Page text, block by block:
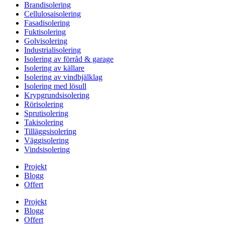
Brandisolering
Cellulosaisolering
Fasadisolering
Fuktisolering
Golvisolering
Industrialisolering
Isolering av förråd & garage
Isolering av källare
Isolering av vindbjälklag
Isolering med lösull
Krypgrundsisolering
Rörisolering
Sprutisolering
Takisolering
Tilläggsisolering
Väggisolering
Vindsisolering
Projekt
Blogg
Offert
Projekt
Blogg
Offert